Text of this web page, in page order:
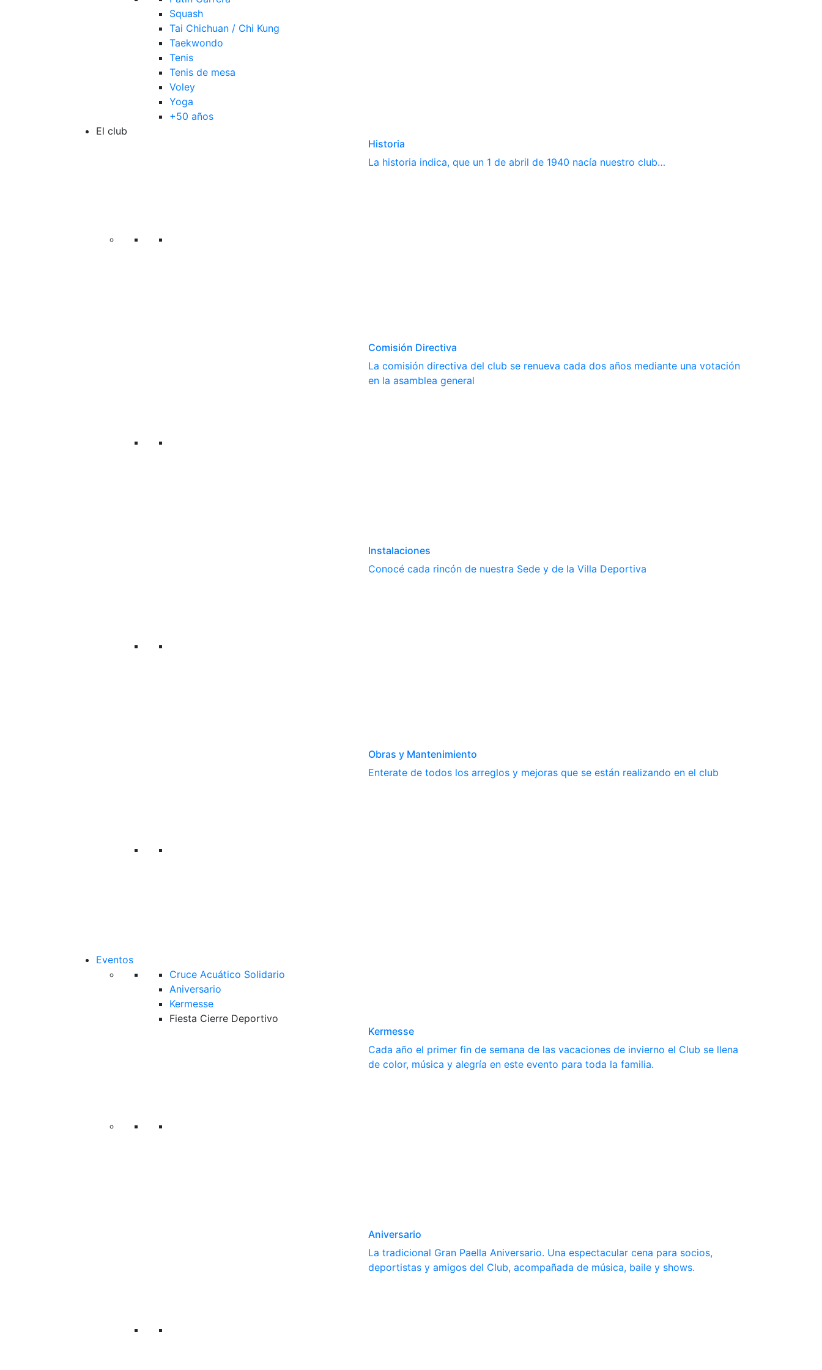
Squash
Tai Chichuan / Chi Kung
Taekwondo
Tenis
Tenis de mesa
Voley
Yoga
+50 años
El club
Historia
La historia indica, que un 1 de abril de 1940 nacía nuestro club…
Comisión Directiva
La comisión directiva del club se renueva cada dos años mediante una votación
en la asamblea general
Instalaciones
Conocé cada rincón de nuestra Sede y de la Villa Deportiva
Obras y Mantenimiento
Enterate de todos los arreglos y mejoras que se están realizando en el club
Eventos
Cruce Acuático Solidario
Aniversario
Kermesse
Fiesta Cierre Deportivo
Kermesse
Cada año el primer fin de semana de las vacaciones de invierno el Club se llena
de color, música y alegría en este evento para toda la familia.
Aniversario
La tradicional Gran Paella Aniversario. Una espectacular cena para socios,
deportistas y amigos del Club, acompañada de música, baile y shows.